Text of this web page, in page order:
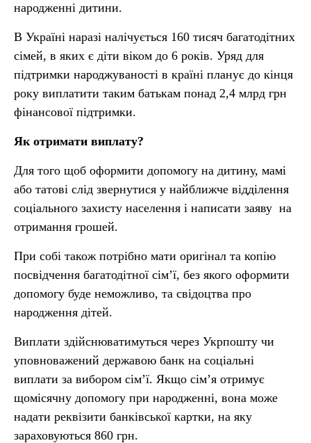
народженні дитини.
В Україні наразі налічується 160 тисяч багатодітних
сімей, в яких є діти віком до 6 років. Уряд для
підтримки народжуваності в країні планує до кінця
року виплатити таким батькам понад 2,4 млрд грн
фінансової підтримки.
Як отримати виплату?
Для того щоб оформити допомогу на дитину, мамі
або татові слід звернутися у найближче відділення
соціального захисту населення і написати заяву на
отримання грошей.
При собі також потрібно мати оригінал та копію
посвідчення багатодітної сім’ї, без якого оформити
допомогу буде неможливо, та свідоцтва про
народження дітей.
Виплати здійснюватимуться через Укрпошту чи
уповноважений державою банк на соціальні
виплати за вибором сім’ї. Якщо сім’я отримує
щомісячну допомогу при народженні, вона може
надати реквізити банківської картки, на яку
зараховуються 860 грн.